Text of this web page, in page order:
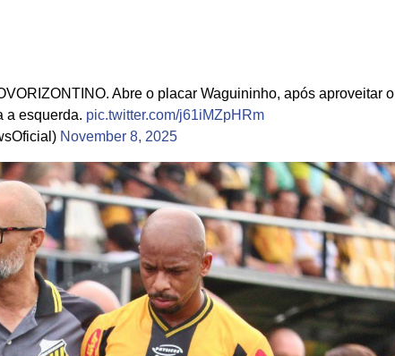
Abre o placar Waguininho, após aproveitar o
a esquerda. pic.twitter.com/j61iMZpHRm
November 8, 2025